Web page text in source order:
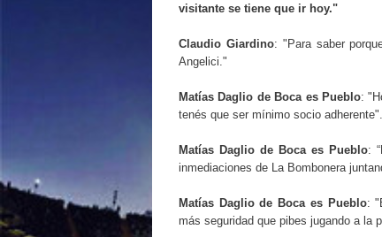
visitante se tiene que ir hoy."
Claudio Giardino: "Para saber
Angelici."
Matías Daglio de Boca es Pueblo:
tenés que ser mínimo socio adherente".
Matías Daglio de Boca es Pueblo:
inmediaciones de La Bombonera
Matías Daglio de Boca es Pueblo:
más seguridad que pibes jugando a la